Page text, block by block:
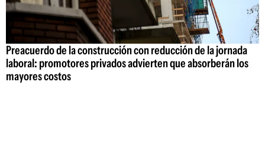
Preacuerdo de la construcción con reducción de la jornada
laboral: promotores privados advierten que absorberán los
mayores costos